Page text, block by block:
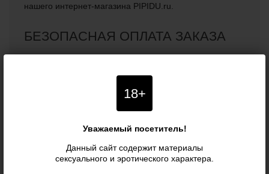
18+
Уважаемый посетитель!
Данный сайт содержит материалы
сексуального и эротического характера.
нашего интернет-магазина PIPIDU.ru.
БЕЗОПАСНАЯ ОПЛАТА ЗАКАЗА
покупать интимные товары для взрослых теперь можно
не выходя из дома, сохраняя конфиденциальность.
связи города Ачинск, а также по квитанции в
ближайшем банковском или почтовом отделении.